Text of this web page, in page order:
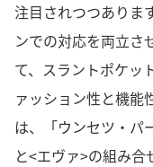
注目されつつありま
ンでの対応を両立さ
て、スラントポケッ
ァッション性と機能
は、「ウンセツ・パ
と<エヴァ>の組み